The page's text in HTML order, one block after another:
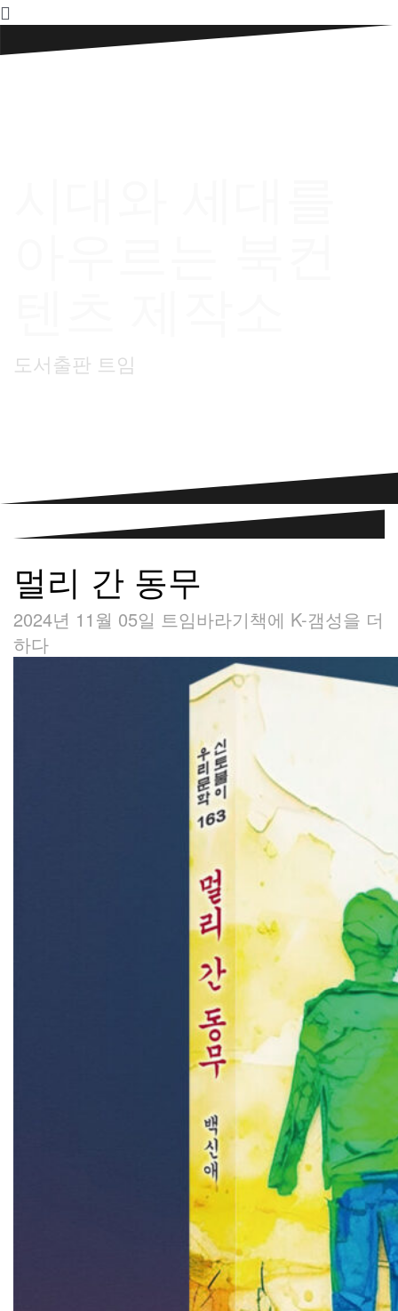
Skip
content
도서출판 트임
멀리 간 동무
2024년 11월 05일 트임바라기책에 K-갬성을 더
하다